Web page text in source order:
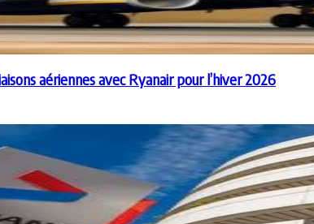
aériennes avec Ryanair pour l’hiver 2026